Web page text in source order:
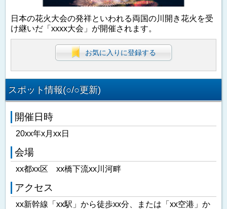
日本の花火大会の発祥といわれる両国の川開き花火を受
け継いだ「xxxx大会」が開催されます。
お気に入りに登録する
スポット情報(○/○更新)
開催日時
20xx年x月xx日
会場
xx都xx区 xx橋下流xx川河畔
アクセス
xx新幹線「xx駅」から徒歩xx分、または「xx空港」か